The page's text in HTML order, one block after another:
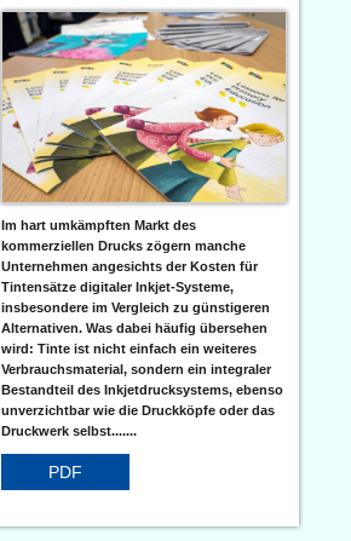
Im hart umkämpften Markt des
kommerziellen Drucks zögern manche
Unternehmen angesichts der Kosten für
Tintensätze digitaler Inkjet-Systeme,
insbesondere im Vergleich zu günstigeren
Alternativen. Was dabei häufig übersehen
wird: Tinte ist nicht einfach ein weiteres
Verbrauchsmaterial, sondern ein integraler
Bestandteil des Inkjetdrucksystems, ebenso
unverzichtbar wie die Druckköpfe oder das
Druckwerk selbst.......
PDF